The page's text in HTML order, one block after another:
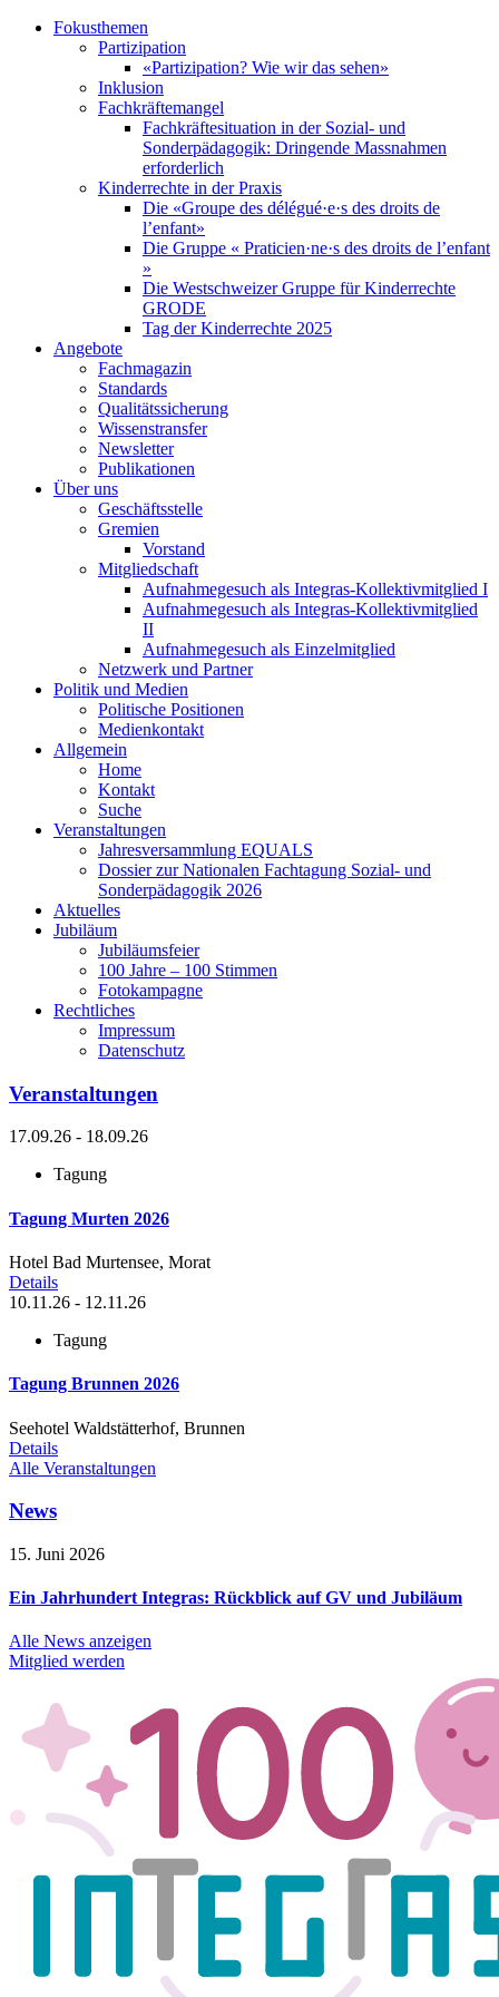
Fokusthemen
Partizipation
«Partizipation? Wie wir das sehen»
Inklusion
Fachkräftemangel
Fachkräftesituation in der Sozial- und
Sonderpädagogik: Dringende Massnahmen
erforderlich
Kinderrechte in der Praxis
Die «Groupe des délégué·e·s des droits de
l’enfant»
Die Gruppe « Praticien·ne·s des droits de l’enfant
»
Die Westschweizer Gruppe für Kinderrechte
GRODE
Tag der Kinderrechte 2025
Angebote
Fachmagazin
Standards
Qualitätssicherung
Wissenstransfer
Newsletter
Publikationen
Über uns
Geschäftsstelle
Gremien
Vorstand
Mitgliedschaft
Aufnahmegesuch als Integras-Kollektivmitglied I
Aufnahmegesuch als Integras-Kollektivmitglied
II
Aufnahmegesuch als Einzelmitglied
Netzwerk und Partner
Politik und Medien
Politische Positionen
Medienkontakt
Allgemein
Home
Kontakt
Suche
Veranstaltungen
Jahresversammlung EQUALS
Dossier zur Nationalen Fachtagung Sozial- und
Sonderpädagogik 2026
Aktuelles
Jubiläum
Jubiläumsfeier
100 Jahre – 100 Stimmen
Fotokampagne
Rechtliches
Impressum
Datenschutz
Veranstaltungen
17.09.26 - 18.09.26
Tagung
Tagung Murten 2026
Hotel Bad Murtensee, Morat
Details
10.11.26 - 12.11.26
Tagung
Tagung Brunnen 2026
Seehotel Waldstätterhof, Brunnen
Details
Alle Veranstaltungen
News
15. Juni 2026
Ein Jahrhundert Integras: Rückblick auf GV und Jubiläum
Alle News anzeigen
Mitglied werden